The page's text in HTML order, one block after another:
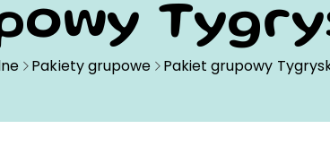
Pakiety grupowe Pakiet grupowy